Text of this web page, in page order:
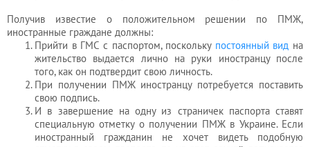
Получив известие о положительном решении по ПМЖ,
иностранные граждане должны:
Прийти в ГМС с паспортом, поскольку постоянный вид на
жительство выдается лично на руки иностранцу после
того, как он подтвердит свою личность.
При получении ПМЖ иностранцу потребуется поставить
свою подпись.
И в завершение на одну из страничек паспорта ставят
специальную отметку о получении ПМЖ в Украине. Если
иностранный гражданин не хочет видеть подобную